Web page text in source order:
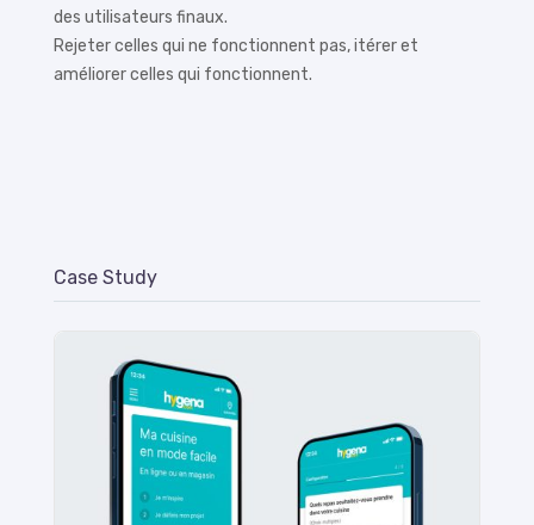
des utilisateurs finaux.
Rejeter celles qui ne fonctionnent pas, itérer et
améliorer celles qui fonctionnent.
Case Study